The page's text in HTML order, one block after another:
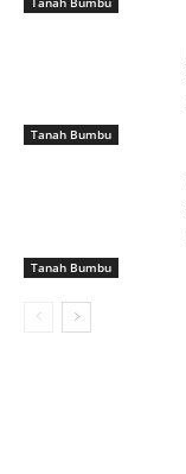
Tanah Bumbu
Tanah Bumbu